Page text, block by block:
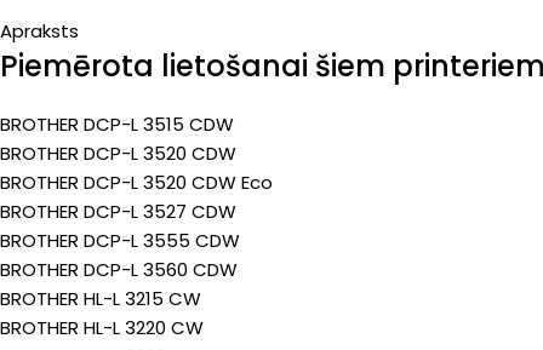
Apraksts
Piemērota lietošanai šiem printeriem
BROTHER DCP-L 3515 CDW
BROTHER DCP-L 3520 CDW
BROTHER DCP-L 3520 CDW Eco
BROTHER DCP-L 3527 CDW
BROTHER DCP-L 3555 CDW
BROTHER DCP-L 3560 CDW
BROTHER HL-L 3215 CW
BROTHER HL-L 3220 CW